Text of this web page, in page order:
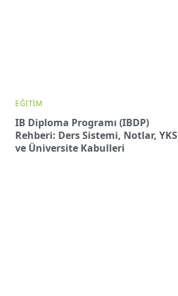
EĞITIM
IB Diploma Programı (IBDP)
Rehberi: Ders Sistemi, Notlar, YKS
ve Üniversite Kabulleri